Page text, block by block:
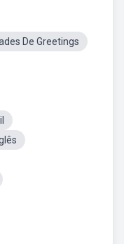
De Greetings